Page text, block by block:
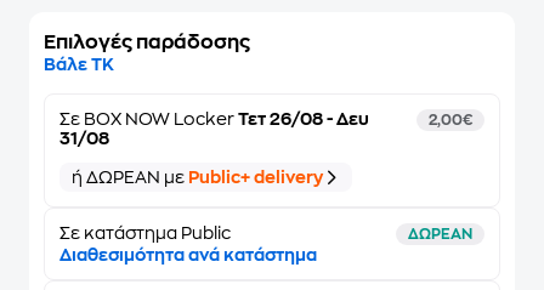
Επιλογές παράδοσης
Βάλε ΤΚ
Σε BOX NOW Locker Τετ 26/08 - Δευ
31/08
2,00€
ή ΔΩΡΕΑΝ με Public+ delivery
Σε κατάστημα Public ΔΩΡΕΑΝ
Διαθεσιμότητα ανά κατάστημα